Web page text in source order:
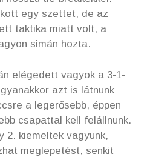
egy szettet, de az
taktika miatt volt, a
simán hozta.
elégedett vagyok a 3-1-
azt is látnunk
a legerősebb, éppen
csapattal kell felállnunk.
2. kiemeltek vagyunk,
meglepetést, senkit